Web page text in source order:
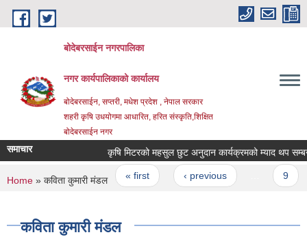
Skip to main content
बोदेबरसाईन नगरपालिका
नगर कार्यपालिकाको कार्यालय
बोदेबरसाईन, सप्तरी, मधेश प्रदेश , नेपाल सरकार
शहरी कृषि उधयोगमा आधारित, हरित संस्कृति,शिक्षित
बोदेबरसाईन नगर
समाचार कृषि मिटरको महसुल छुट अनुदान कार्यक्रमको म्याद थप
Pages
« first ‹ previous
You are here
Home » कविता कुमारी मंडल
कविता कुमारी मंडल